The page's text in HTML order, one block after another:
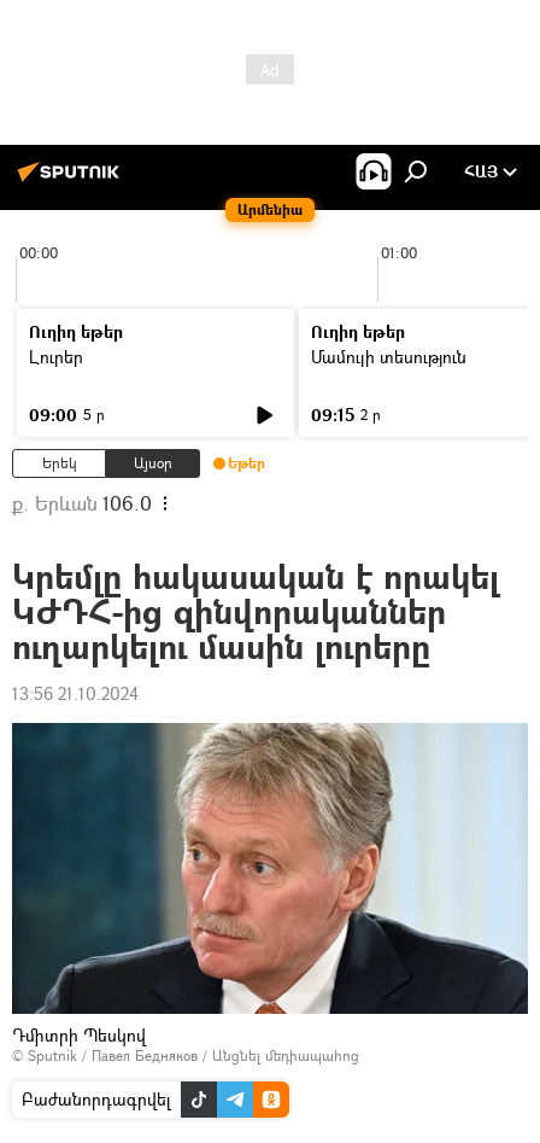
Արմենիա
ՀԱՅ
00:00 01:00
Ուղիղ եթեր
Լուրեր
09:00 5 ր
Ուղիղ եթեր
Մամուլի տեսություն
09:15 2 ր
Երեկ Այսօր Եթեր
ք. Երևան 106.0
Կրեմլը հակասական է որակել
ԿԺԴՀ-ից զինվորականներ
ուղարկելու մասին լուրերը
13:56 21.10.2024
Դմիտրի Պեսկով
© Sputnik / Павел Бедняков / Անցնել մեդիապահոց
Բաժանորդագրվել